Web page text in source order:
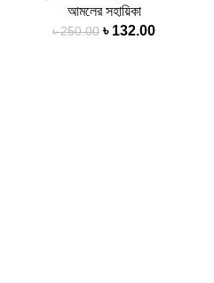
আমলের সহায়িকা
৳250.00 ৳ 132.00